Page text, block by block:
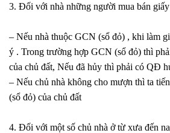
3. Đối với nhà những người mua bán
– Nếu nhà thuộc GCN (sổ đỏ) , khi làm
ý . Trong trường hợp GCN (sổ đỏ) thì
của chủ đất, Nếu đã hủy thì phải có QĐ
– Nếu chủ nhà không cho mượn thì ta
(sổ đỏ) của chủ đất
4. Đối với một số chủ nhà ở từ xưa đến